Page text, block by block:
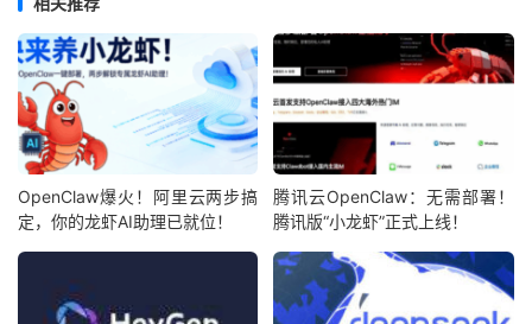
OpenClaw爆火！阿里云两步搞
定，你的龙虾AI助理已就位！
腾讯云OpenClaw：无需部署！
腾讯版“小龙虾”正式上线！